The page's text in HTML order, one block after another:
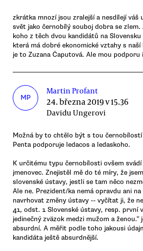
zkrátka mnozí jsou zralejší a nesdílejí váš
svět jako černobílý souboj dobra se zlem.
koho z těch dvou kandidátů na
která má dobré ekonomické vztahy s
je to Zuzana Čaputová. Ale mou podporu
MP
Martin Profant
24. března 2019 v 15.36
Davidu Ungerovi
Možná by to chtělo být s tou
Penta podporuje ledacos a ledaskoho.
K určitému typu černobílosti ovšem svádí
jmenovec. Znejistěl mě do té míry, že
slovenské ústavy, jestli se tam něco
Ale ne. Prezident/ka nemá opravdu ani
navrhovat změny ústavy -- vyčítat ji, že
41, odst. 1 Slovenské ústavy, resp. první
jedinečný zväzok medzi mužom a
absurdní. A měřit podle toho jakousi
kandidáta ještě absurdnější.